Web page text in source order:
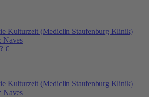
Kulturzeit (Mediclin Staufenburg Klinik)
Naves
€
Kulturzeit (Mediclin Staufenburg Klinik)
Naves